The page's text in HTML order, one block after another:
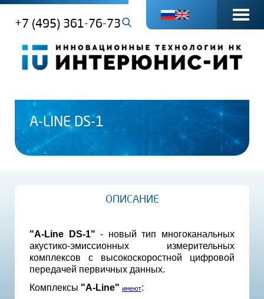
+7 (495) 361-76-73
A-LINE DS-1
ОПИСАНИЕ
"A-Line DS-1" - новый тип многоканальных
акустико-эмиссионных измерительных
комплексов с высокоскоростной цифровой
передачей первичных данных.
Комплексы "A-Line" имеют: